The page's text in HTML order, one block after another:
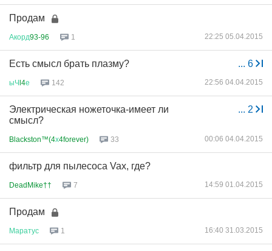
Продам
Акорд93-96 1 22:25 05.04.2015
... 6
Есть смысл брать плазму?
ыЧl4е 142 22:56 04.04.2015
... 2
Электрическая ножеточка-имеет ли
смысл?
Blackston™(4х4forever) 33 00:06 04.04.2015
фильтр для пылесоса Vax, где?
DeadMike†† 7 14:59 01.04.2015
Продам
Маратус 1 16:40 31.03.2015